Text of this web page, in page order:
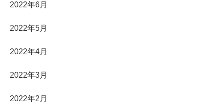
2022年6月
2022年5月
2022年4月
2022年3月
2022年2月